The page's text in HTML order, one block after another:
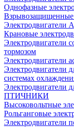
Однофазные
Взрывозащищенные
Электродвигатели
Крановые
Электродвигатели
тормозом
Электродвигатели
Электродвигатели
системах
Электродвигатели
ПТИЧНИКИ
Высоковольтные
Рольганговые
Электродвигатели